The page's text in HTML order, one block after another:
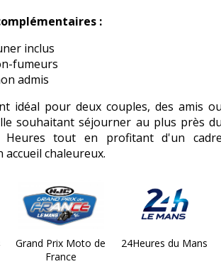
:
inclus
fumeurs
admis
idéal pour deux couples, des amis
souhaitant séjourner au plus près
Heures tout en profitant d'un
chaleureux.
Grand Prix Moto de
France
24Heures du Mans